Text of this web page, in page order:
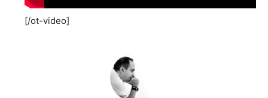
[/ot-video]